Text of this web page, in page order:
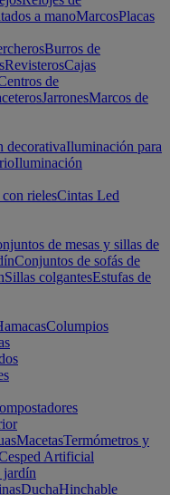
a manoMarcosPlacas
Burros de
RevisterosCajas
de
JarronesMarcos de
decorativaIluminación para
Iluminación
rielesCintas Led
de mesas y sillas de
Conjuntos de sofás de
Sillas colgantesEstufas de
Columpios
MacetasTermómetros y
Artificial
jardín
DuchaHinchable